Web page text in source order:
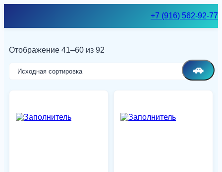
+7 (916) 562-92-77
🚗
Отображение 41–60 из 92